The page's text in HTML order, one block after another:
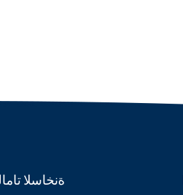
ةنخاسلا